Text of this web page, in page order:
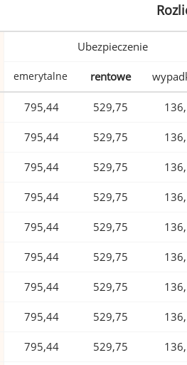
Ubezpieczenie
emerytalne rentowe
795,44 529,75
795,44 529,75
795,44 529,75
795,44 529,75
795,44 529,75
795,44 529,75
795,44 529,75
795,44 529,75
795,44 529,75